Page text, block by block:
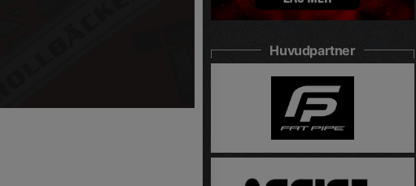
Huvudpartner